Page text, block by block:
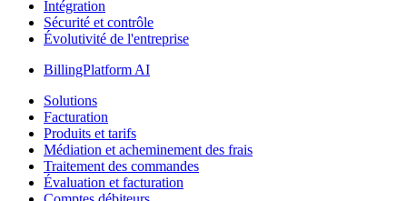
Intégration
Sécurité et contrôle
Évolutivité de l'entreprise
BillingPlatform AI
Solutions
Facturation
Produits et tarifs
Médiation et acheminement des frais
Traitement des commandes
Évaluation et facturation